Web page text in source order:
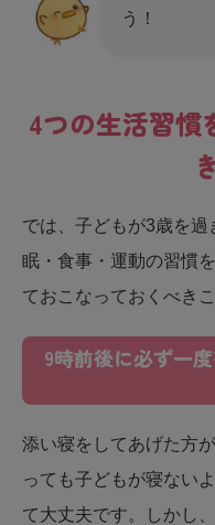
う！
4つの生活習慣
では、子どもが3歳を
眠・食事・運動の習慣
ておこなっておくべき
9時前後に必ず一
添い寝をしてあげた方
っても子どもが寝ない
て大丈夫です。しかし、